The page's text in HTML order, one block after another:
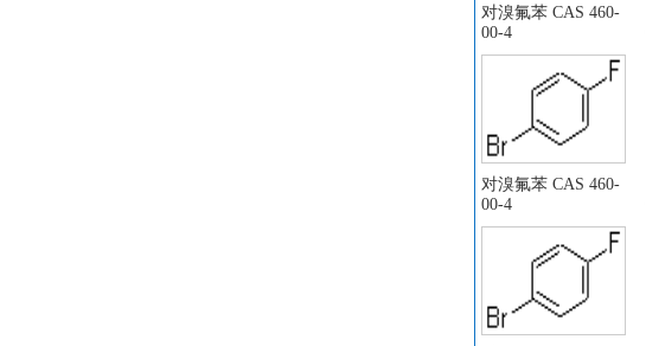
三氯乙烯
醋酸正丙酯
醋酸丙酯
乙酸丙酯
无水氯化铁
丙二酸二乙酯
二甲苯
三甲基甲醇
原硼酸
引发剂BPO
对溴氟苯 CAS 460-
00-4
对溴氟苯 CAS 460-
00-4